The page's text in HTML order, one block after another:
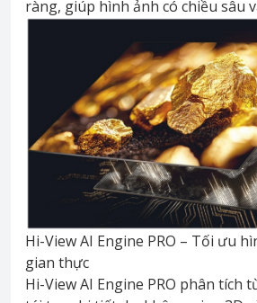
ràng, giúp hình ảnh có chiều sâu
Hi-View AI Engine PRO – Tối ưu
gian thực
Hi-View AI Engine PRO phân tích